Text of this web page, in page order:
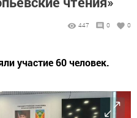
447 0 0
участие 60 человек.